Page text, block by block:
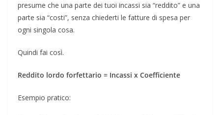
presume che una parte dei tuoi incassi sia “reddito” e una
parte sia “costi”, senza chiederti le fatture di spesa per
ogni singola cosa.
Quindi fai così.
Reddito lordo forfettario = Incassi x Coefficiente
Esempio pratico: